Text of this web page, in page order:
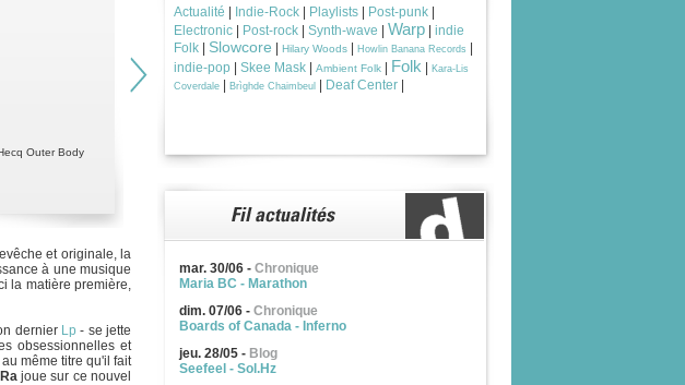
Outer Body
et originale, la
à une musique
la matière première,
dernier Lp- se jette
obsessionnelles et
même titre qu'il fait
Rajoue sur ce nouvel
Actualité Indie-Rock Playlists Post-punk
Electronic
Post-rock Synth-wave Warp
indie
Folk
Slowcore Hilary Woods Howlin Banana Records
indie-pop
Skee Mask Ambient Folk Folk
Kara-Lis
Coverdale
Brìghde Chaimbeul Deaf Center
mar. 30/06 - Chronique
Maria BC - Marathon
dim. 07/06 - Chronique
Boards of Canada - Inferno
jeu. 28/05 - Blog
Seefeel - Sol.Hz